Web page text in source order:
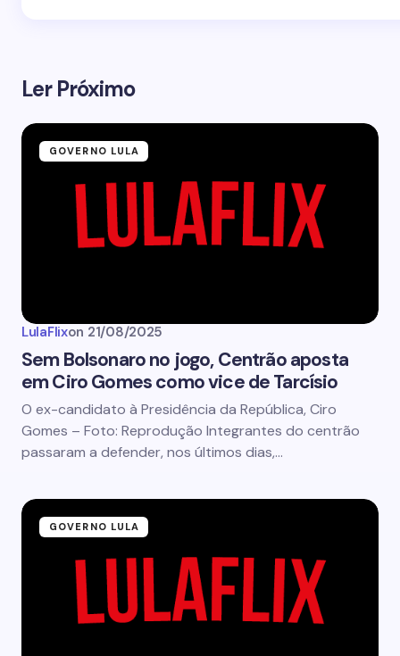
Ler Próximo
GOVERNO LULA
LulaFlixon 21/08/2025
Sem Bolsonaro no jogo, Centrão aposta
em Ciro Gomes como vice de Tarcísio
O ex-candidato à Presidência da República, Ciro
Gomes – Foto: Reprodução Integrantes do centrão
passaram a defender, nos últimos dias,…
GOVERNO LULA